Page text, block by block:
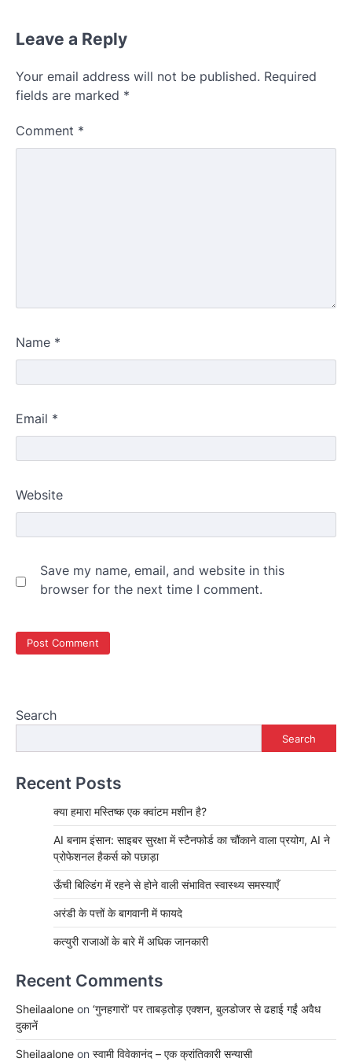
Leave a Reply
Your email address will not be published. Required
fields are marked *
Comment *
Name *
Email *
Website
Save my name, email, and website in this
browser for the next time I comment.
Search
Search
Recent Posts
क्या हमारा मस्तिष्क एक क्वांटम मशीन है?
AI बनाम इंसान: साइबर सुरक्षा में स्टैनफोर्ड का चौंकाने वाला प्रयोग, AI ने
प्रोफेशनल हैकर्स को पछाड़ा
ऊँची बिल्डिंग में रहने से होने वाली संभावित स्वास्थ्य समस्याएँ
अरंडी के पत्तों के बागवानी में फायदे
कत्युरी राजाओं के बारे में अधिक जानकारी
Recent Comments
Sheilaalone on ‘गुनहगारों’ पर ताबड़तोड़ एक्शन, बुलडोजर से ढहाई गईं अवैध
दुकानें
Sheilaalone on स्वामी विवेकानंद – एक क्रांतिकारी सन्यासी